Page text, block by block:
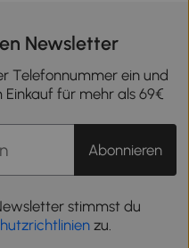
Newsletter
Telefonnummer ein und
für mehr als 69€
Abonnieren
stimmst du
zu.